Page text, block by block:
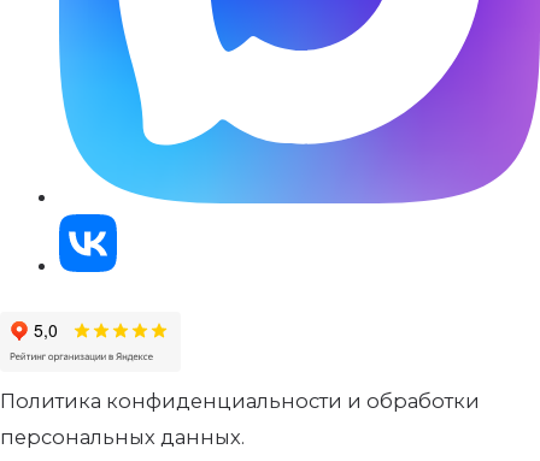
Политика конфиденциальности и обработки
персональных данных.